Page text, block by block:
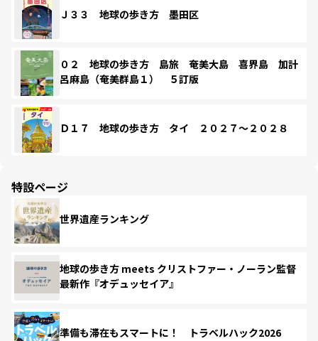
Ｊ３３ 地球の歩き方 墨田区
０２ 地球の歩き方 島旅 奄美大島 喜界島 加計
呂麻島（奄美群島１） ５訂版
Ｄ１７ 地球の歩き方 タイ ２０２７～２０２８
特設ページ
世界遺産ランキング
地球の歩き方 meets クリストファー・ノーラン監督
最新作『オデュッセイア』
準備も滞在もスマートに！ トラベルハック2026